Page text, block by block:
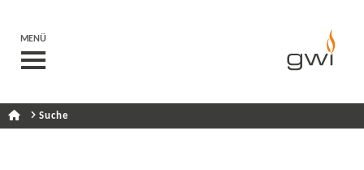
MENÜ
Suche